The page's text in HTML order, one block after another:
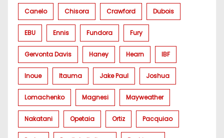
Canelo Chisora Crawford Dubois
EBU Ennis Fundora Fury
Gervonta Davis Haney Hearn IBF
Inoue Itauma Jake Paul Joshua
Lomachenko Magnesi Mayweather
Nakatani Opetaia Ortiz Pacquiao